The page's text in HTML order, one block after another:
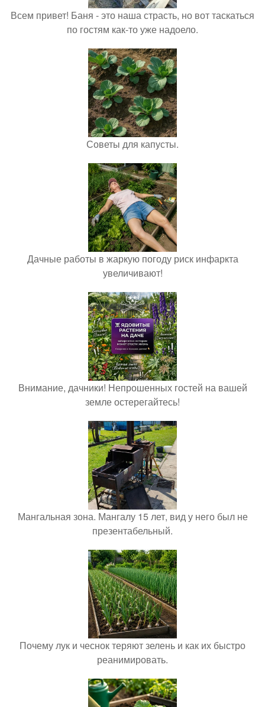
Всем привет! Баня - это наша страсть, но вот таскаться
по гостям как-то уже надоело.
Советы для капусты.
Дачные работы в жаркую погоду риск инфаркта
увеличивают!
Внимание, дачники! Непрошенных гостей на вашей
земле остерегайтесь!
Мангальная зона. Мангалу 15 лет, вид у него был не
презентабельный.
Почему лук и чеснок теряют зелень и как их быстро
реанимировать.